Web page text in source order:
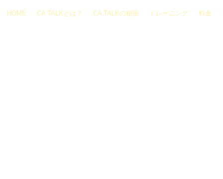
HOME CA TALKとは？ CA TALKの秘密 トレーニング 料金